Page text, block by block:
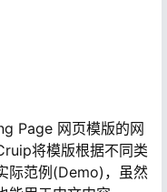
Page 网页模版的网
将模版根据不同类
际范例(Demo)，虽然